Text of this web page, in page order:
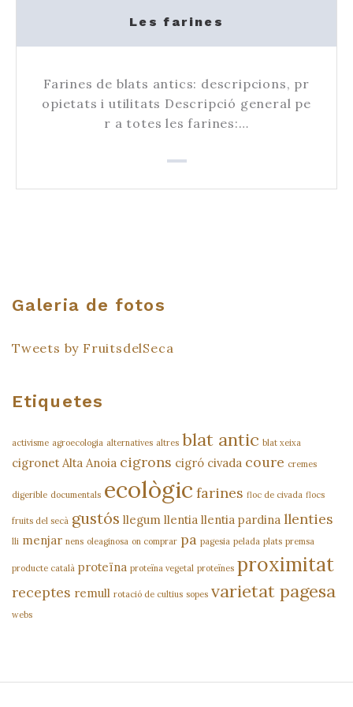
Les farines
Farines de blats antics: descripcions, pr
opietats i utilitats Descripció general pe
r a totes les farines:…
Galeria de fotos
Tweets by FruitsdelSeca
Etiquetes
activisme agroecologia alternatives altres blat antic blat xeixa
cigronet Alta Anoia cigrons cigró civada coure cremes
digerible documentals ecològic farines floc de civada flocs
fruits del secà gustós llegum llentia llentia pardina llenties
lli menjar nens oleaginosa on comprar pa pagesia pelada plats premsa
producte català proteïna proteïna vegetal proteïnes proximitat
receptes remull rotació de cultius sopes varietat pagesa
webs